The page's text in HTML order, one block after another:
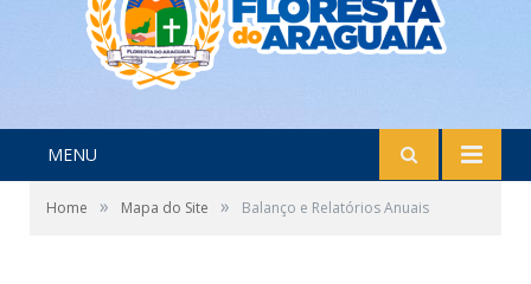
MENU
Home » Mapa do Site » Balanço e Relatórios Anuais